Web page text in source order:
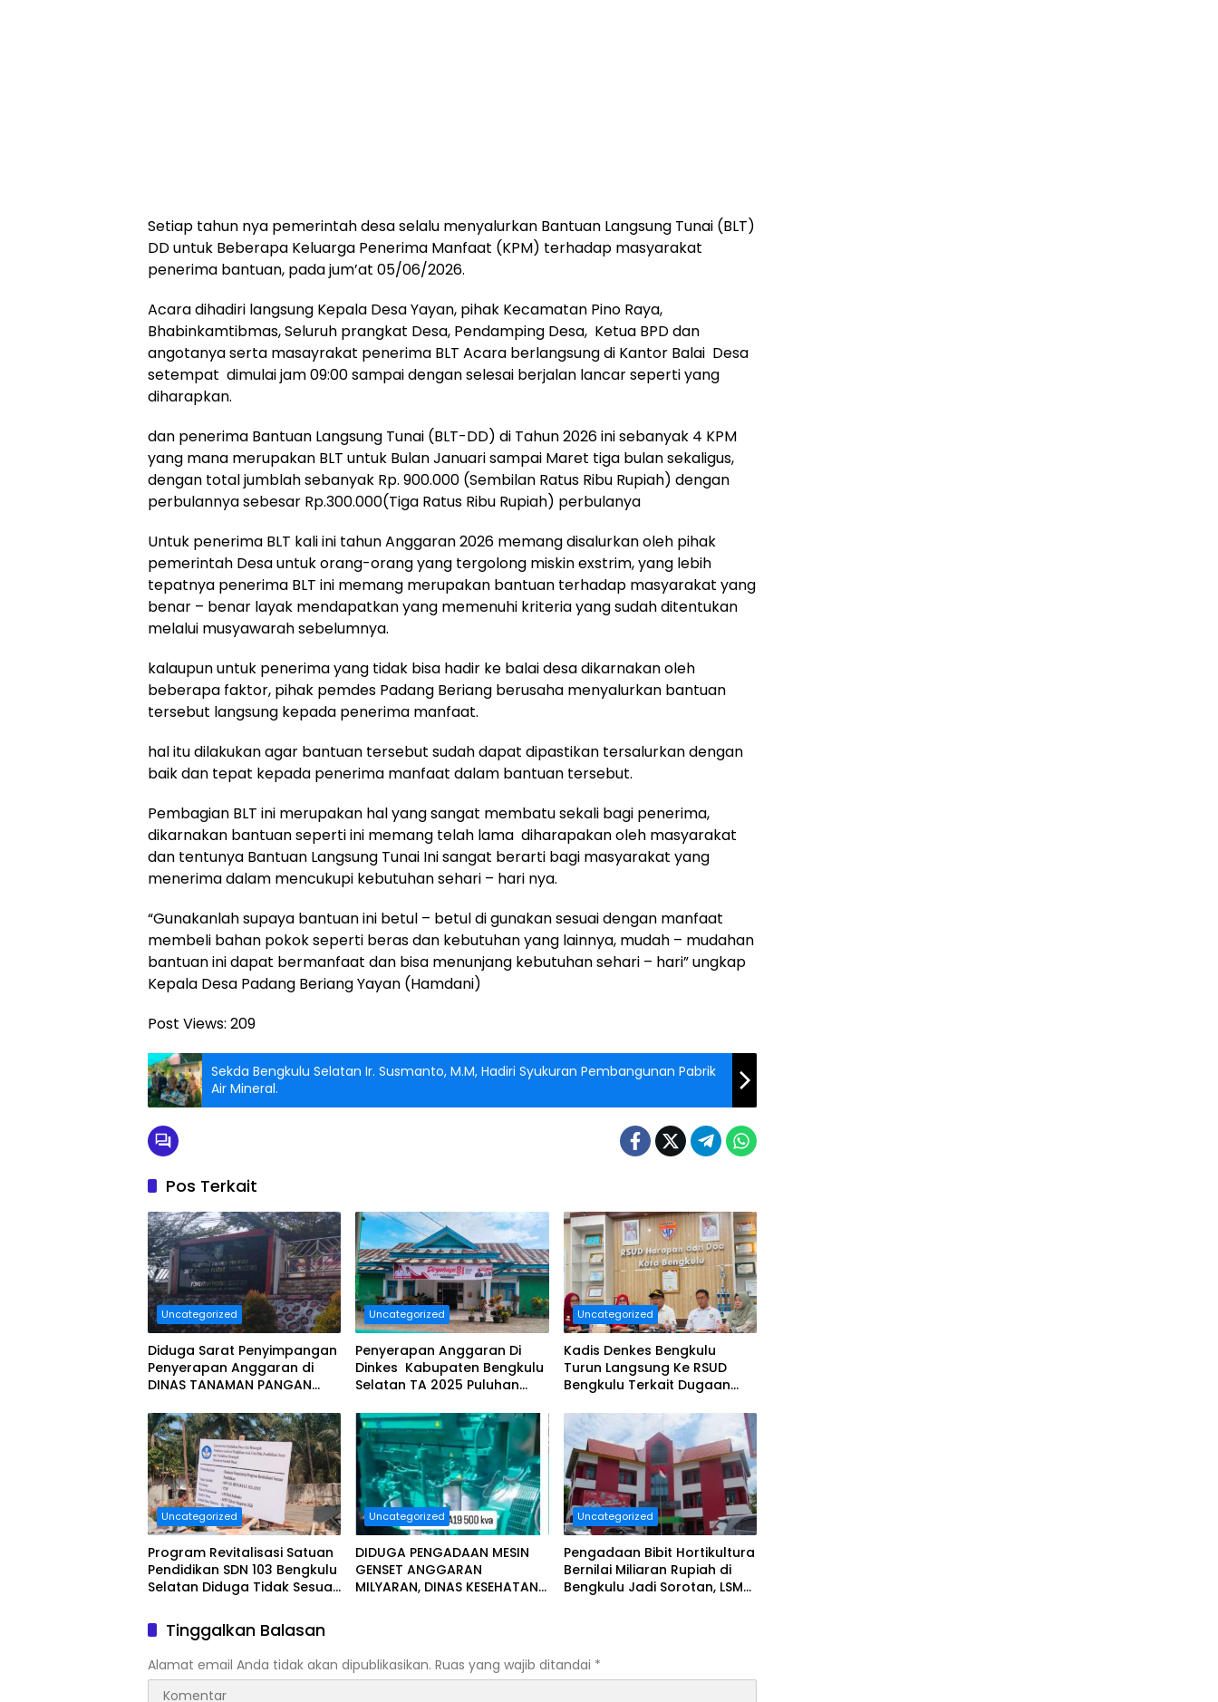
Setiap tahun nya pemerintah desa selalu menyalurkan Bantuan Langsung Tunai (BLT)
DD untuk Beberapa Keluarga Penerima Manfaat (KPM) terhadap masyarakat
penerima bantuan, pada jum’at 05/06/2026.
Acara dihadiri langsung Kepala Desa Yayan, pihak Kecamatan Pino Raya,
Bhabinkamtibmas, Seluruh prangkat Desa, Pendamping Desa, Ketua BPD dan
angotanya serta masayrakat penerima BLT Acara berlangsung di Kantor Balai Desa
setempat dimulai jam 09:00 sampai dengan selesai berjalan lancar seperti yang
diharapkan.
dan penerima Bantuan Langsung Tunai (BLT-DD) di Tahun 2026 ini sebanyak 4 KPM
yang mana merupakan BLT untuk Bulan Januari sampai Maret tiga bulan sekaligus,
dengan total jumblah sebanyak Rp. 900.000 (Sembilan Ratus Ribu Rupiah) dengan
perbulannya sebesar Rp.300.000(Tiga Ratus Ribu Rupiah) perbulanya
Untuk penerima BLT kali ini tahun Anggaran 2026 memang disalurkan oleh pihak
pemerintah Desa untuk orang-orang yang tergolong miskin exstrim, yang lebih
tepatnya penerima BLT ini memang merupakan bantuan terhadap masyarakat yang
benar – benar layak mendapatkan yang memenuhi kriteria yang sudah ditentukan
melalui musyawarah sebelumnya.
kalaupun untuk penerima yang tidak bisa hadir ke balai desa dikarnakan oleh
beberapa faktor, pihak pemdes Padang Beriang berusaha menyalurkan bantuan
tersebut langsung kepada penerima manfaat.
hal itu dilakukan agar bantuan tersebut sudah dapat dipastikan tersalurkan dengan
baik dan tepat kepada penerima manfaat dalam bantuan tersebut.
Pembagian BLT ini merupakan hal yang sangat membatu sekali bagi penerima,
dikarnakan bantuan seperti ini memang telah lama diharapakan oleh masyarakat
dan tentunya Bantuan Langsung Tunai Ini sangat berarti bagi masyarakat yang
menerima dalam mencukupi kebutuhan sehari – hari nya.
“Gunakanlah supaya bantuan ini betul – betul di gunakan sesuai dengan manfaat
membeli bahan pokok seperti beras dan kebutuhan yang lainnya, mudah – mudahan
bantuan ini dapat bermanfaat dan bisa menunjang kebutuhan sehari – hari” ungkap
Kepala Desa Padang Beriang Yayan (Hamdani)
Post Views: 209
Sekda Bengkulu Selatan Ir. Susmanto, M.M, Hadiri Syukuran Pembangunan Pabrik
Air Mineral.
Pos Terkait
Uncategorized
Diduga Sarat Penyimpangan
Penyerapan Anggaran di
DINAS TANAMAN PANGAN
PERKEBUNAN PROVINSI
BENGKULU Tahun Anggaran
2025 Resmi Dilaporkan
Uncategorized
Penyerapan Anggaran Di
Dinkes Kabupaten Bengkulu
Selatan TA 2025 Puluhan
Dan Segera Dilaporkan.
Uncategorized
Kadis Denkes Bengkulu
Turun Langsung Ke RSUD
Bengkulu Terkait Dugaan
Uncategorized
Program Revitalisasi Satuan
Pendidikan SDN 103 Bengkulu
Selatan Diduga Tidak Sesuai
Uncategorized
DIDUGA PENGADAAN MESIN
GENSET ANGGARAN
MILYARAN, DINAS KESEHATAN
Uncategorized
Pengadaan Bibit Hortikultura
Bernilai Miliaran Rupiah di
Bengkulu Jadi Sorotan, LSM
Tinggalkan Balasan
Alamat email Anda tidak akan dipublikasikan. Ruas yang wajib ditandai *